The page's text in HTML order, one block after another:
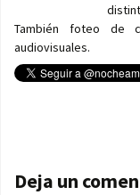
También foteo de
audiovisuales.
Deja un